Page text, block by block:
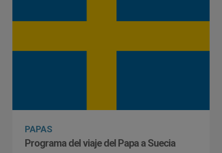
PAPAS
Programa del viaje del Papa a Suecia